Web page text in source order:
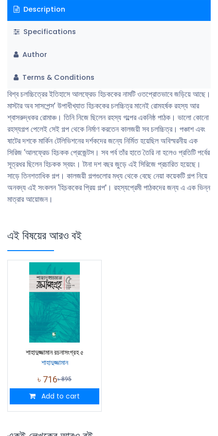
Description
Specifications
Author
Terms & Conditions
বিশ্ব চলচ্চিত্রের ইতিহাসে আলফ্রেড হিচককের নামটি ওতপ্রোতভাবে জড়িয়ে আছে।
মাস্টার অব সাসপেন্স’ উপাধীখ্যাত হিচককের চলচ্চিত্র মানেই রোমহর্ষক রহস্য আর
শ্বাসরুদ্ধকর রোমাঞ্চ। তিনি নিজে ছিলেন রহস্য গল্পের একনিষ্ঠ পাঠক। ভালো কোনো
রহস্যগল্প পেলেই সেই গল্প থেকে নির্মাণ করতেন কালজয়ী সব চলচ্চিত্র। পঞ্চাশ এবং
ষাটের দশকে মার্কিন টেলিভিশনের দর্শকদের জন্যে নির্মিত হয়েছিল অবিস্মরনীয় এক
সিরিজ ‘আলফ্রেড হিচকক প্রেজেন্টস। সব পর্ব তাঁর হাতে তৈরি না হলেও প্রতিটি পর্বের
সূত্রধর ছিলেন হিচকক স্বয়ং। টানা দশ বছর জুড়ে এই সিরিজে প্রচারিত হয়েছে।
সাড়ে তিনশতাধিক গল্প। কালজয়ী গল্পগুলোর মধ্য থেকে বেছে নেয়া কয়েকটি গল্প নিয়ে
অনবদ্য এই সংকলন ‘হিচককের প্রিয় গল্প'। রহস্যপ্রেমী পাঠকদের জন্য এ এক ভিন্ন
মাত্রার আয়োজন।
এই বিষয়ের আরও বই
শাহাদুজ্জামান রচনাসংগ্রহ ৫
শাহাদুজ্জামান
৳ 716৳895
Add to cart